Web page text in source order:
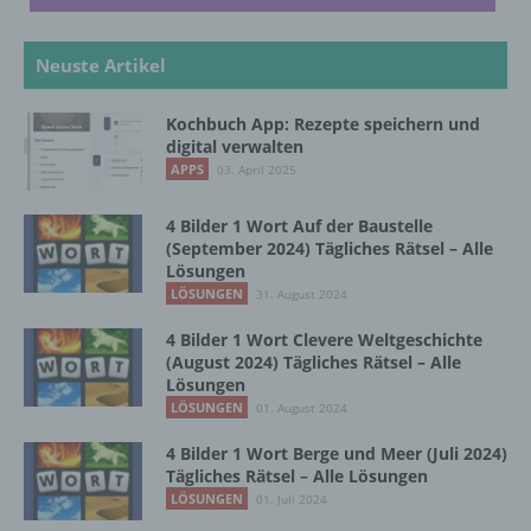
Neuste Artikel
Kochbuch App: Rezepte speichern und
digital verwalten
APPS 03. April 2025
4 Bilder 1 Wort Auf der Baustelle
(September 2024) Tägliches Rätsel – Alle
Lösungen
LÖSUNGEN 31. August 2024
4 Bilder 1 Wort Clevere Weltgeschichte
(August 2024) Tägliches Rätsel – Alle
Lösungen
LÖSUNGEN 01. August 2024
4 Bilder 1 Wort Berge und Meer (Juli 2024)
Tägliches Rätsel – Alle Lösungen
LÖSUNGEN 01. Juli 2024
Verarbeitung ist jeder mit oder ohne Hilfe
Vorgang oder jede solche Vorgangsreihe im
Zusammenhang mit personenbezogenen
Organisation, das Ordnen, die Speicherung,
die Anpassung oder Veränderung, das
Auslesen, das Abfragen, die Verwendung,
Verbreitung oder eine andere Form der
Bereitstellung, den Abgleich oder die
Verknüpfung, die Einschränkung, das
Löschen oder die Vernichtung.
d) Einschränkung der Verarbeitung
Markierung gespeicherter
personenbezogener Daten mit dem Ziel, ihre
künftige Verarbeitung einzuschränken.